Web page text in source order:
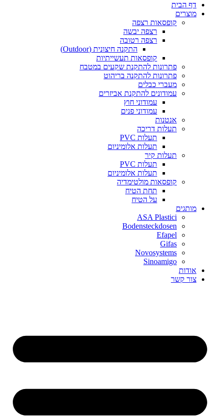
דף הבית
מוצרים
קופסאות רצפה
רצפה יבשה
רצפה רטובה
התקנה חיצונית (Outdoor)
קופסאות תעשייתיות
פתרונות להתקנת שקעים במטבח
פתרונות להתקנה בריהוט
מעברי כבלים
עמודונים להתקנת אביזרים
עמודוני חוץ
עמודוני פנים
אנטנות
תעלות דריכה
תעלות PVC
תעלות אלומיניום
תעלות קיר
תעלות PVC
תעלות אלומיניום
קופסאות מולטימדיה
תחת הטיח
על הטיח
מותגים
ASA Plastici
Bodensteckdosen
Efapel
Gifas
Novosystems
Sinoamigo
אודות
צור קשר